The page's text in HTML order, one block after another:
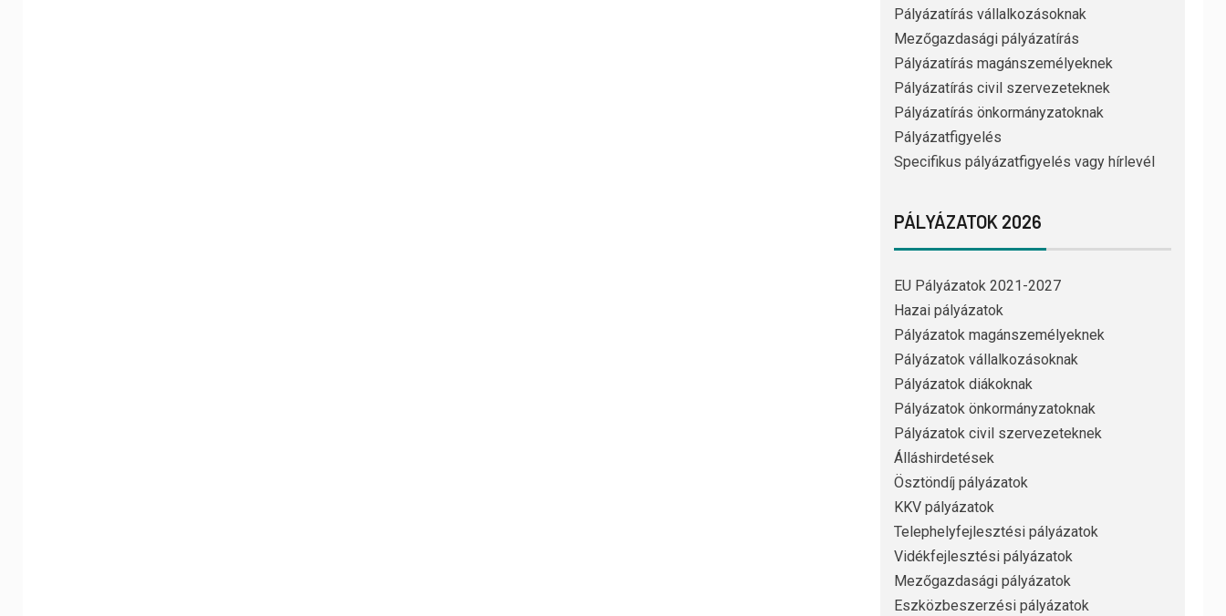
Pályázatírás vállalkozásoknak
Mezőgazdasági pályázatírás
Pályázatírás magánszemélyeknek
Pályázatírás civil szervezeteknek
Pályázatírás önkormányzatoknak
Pályázatfigyelés
Specifikus pályázatfigyelés vagy hírlevél
PÁLYÁZATOK 2026
EU Pályázatok 2021-2027
Hazai pályázatok
Pályázatok magánszemélyeknek
Pályázatok vállalkozásoknak
Pályázatok diákoknak
Pályázatok önkormányzatoknak
Pályázatok civil szervezeteknek
Álláshirdetések
Ösztöndíj pályázatok
KKV pályázatok
Telephelyfejlesztési pályázatok
Vidékfejlesztési pályázatok
Mezőgazdasági pályázatok
Eszközbeszerzési pályázatok